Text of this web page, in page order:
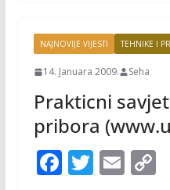
NAJNOVIJE VIJESTI TEHNIKE I
14. Januara 2009. Seha
Prakticni
pribora
F T E C